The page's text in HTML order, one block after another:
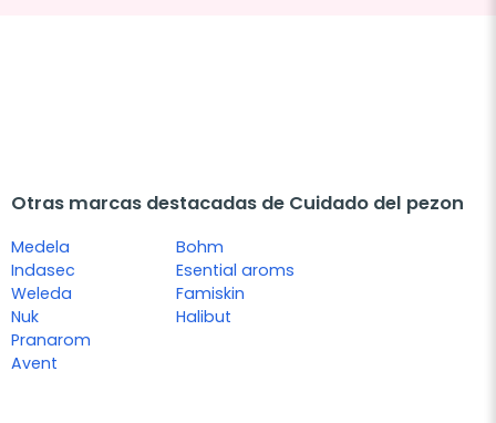
Otras marcas destacadas de Cuidado del pezon
Medela
Indasec
Weleda
Nuk
Pranarom
Avent
Bohm
Esential aroms
Famiskin
Halibut